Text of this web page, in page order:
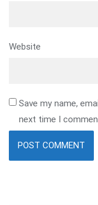
Website
Save my name,
next time I